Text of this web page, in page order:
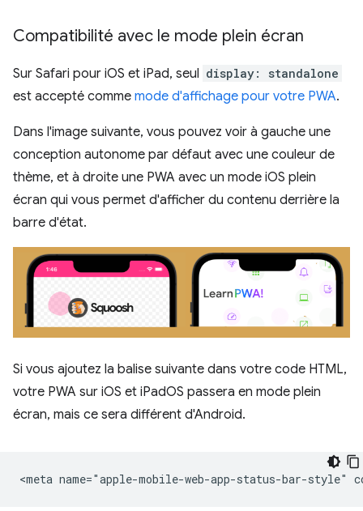
Compatibilité avec le mode plein écran
Sur Safari pour iOS et iPad, seul display: standalone
est accepté comme mode d'affichage pour votre PWA.
Dans l'image suivante, vous pouvez voir à gauche une
conception autonome par défaut avec une couleur de
thème, et à droite une PWA avec un mode iOS plein
écran qui vous permet d'afficher du contenu derrière la
barre d'état.
Si vous ajoutez la balise suivante dans votre code HTML,
votre PWA sur iOS et iPadOS passera en mode plein
écran, mais ce sera différent d'Android.